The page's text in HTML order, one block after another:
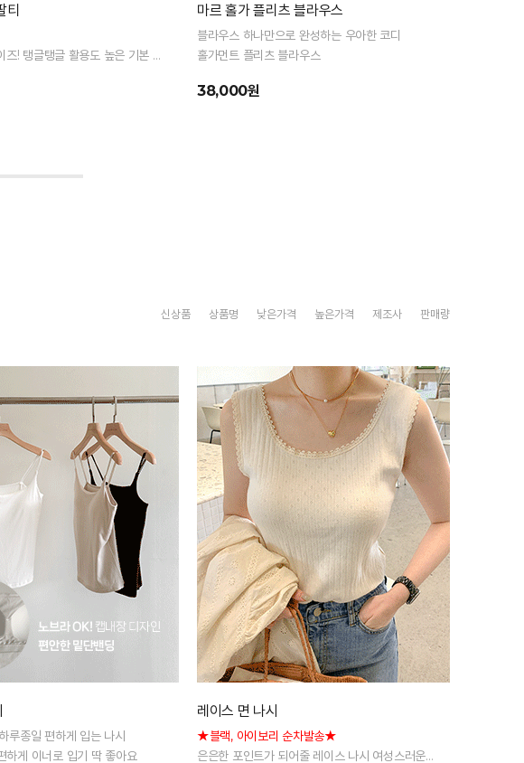
티
! 탱글탱글 활용도 높은 기본 반
마르 홀가 플리츠 블라우스
블라우스 하나만으로 완성하는 우아한 코디
홀가먼트 플리츠 블라우스
38,000원
신상품 상품명 낮은가격 높은가격 제조사 판매량
쫀쫀한 신축성! 하루종일 편하게 입는 나시
하게 이너로 입기 딱 좋아요
레이스 면 나시
★블랙, 아이보리 순차발송★
은은한 포인트가 되어줄 레이스 나시 여성스러운